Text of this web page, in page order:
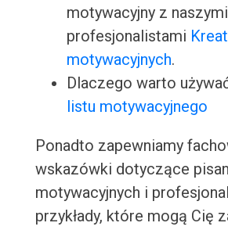
motywacyjny z naszymi
profesjonalistami
motywacyjnych.
Dlaczego warto
listu motywacyjnego
Ponadto zapewniamy
wskazówki dotyczące
motywacyjnych i
przykłady, które mogą Cię